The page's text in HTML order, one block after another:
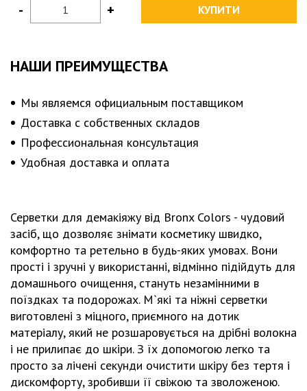
Серветки для демакіяжу від Bronx Colors - чудовий
засіб, що дозволяє знімати косметику швидко,
комфортно та ретельно в будь-яких умовах. Вони
прості і зручні у використанні, відмінно підійдуть для
домашнього очищення, стануть незамінними в
поїздках та подорожах. М`які та ніжні серветки
виготовлені з міцного, приємного на дотик
матеріалу, який не розшаровується на дрібні волокна
і не прилипає до шкіри. З їх допомогою легко та
просто за лічені секунди очистити шкіру без тертя і
дискомфорту, зробивши її свіжою та зволоженою.
+
- КУПИТИ
НАШИ ПРЕИМУЩЕСТВА
Мы являемся официальным поставщиком
Доставка с собственных складов
Профессиональная консультация
Удобная доставка и оплата